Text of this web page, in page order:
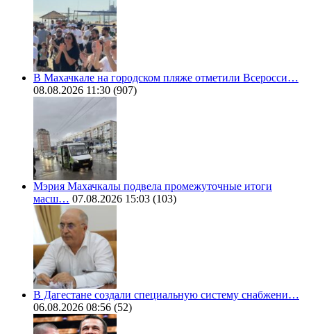
В Махачкале на городском пляже отметили Всеросси…
08.08.2026 11:30 (907)
Мэрия Махачкалы подвела промежуточные итоги
масш… 07.08.2026 15:03 (103)
В Дагестане создали специальную систему снабжени…
06.08.2026 08:56 (52)